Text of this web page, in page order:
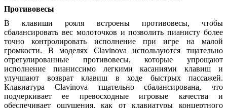
Противовесы
В клавиши рояля встроены противовесы, чтобы
сбалансировать вес молоточков и позволить пианисту более
точно контролировать исполнение при игре на малой
громкости. В моделях Clavinova используются тщательно
отрегулированные противовесы, которые упрощают
исполнение пианиссимо легкими касаниями клавиш и
улучшают возврат клавиш в ходе быстрых пассажей.
Клавиатура Clavinova тщательно сбалансирована, что
подчеркивает ее превосходные игровые качества и
обеспечивает ощущения, как от клавиатуры концертного